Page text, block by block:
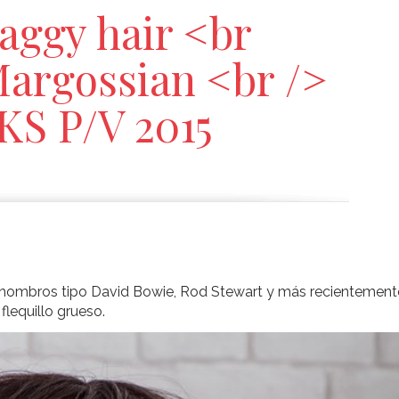
hair <br
<br />
P/V 2015
tipo David Bowie, Rod Stewart y más
grueso.